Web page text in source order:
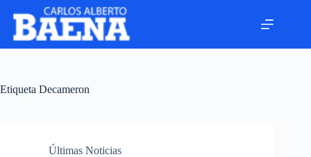
Etiqueta Decameron
Últimas Noticias